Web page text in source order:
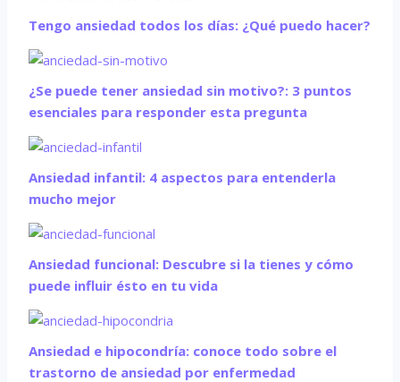
Tengo ansiedad todos los días: ¿Qué puedo hacer?
¿Se puede tener ansiedad sin motivo?: 3 puntos
esenciales para responder esta pregunta
Ansiedad infantil: 4 aspectos para entenderla
mucho mejor
Ansiedad funcional: Descubre si la tienes y cómo
puede influir ésto en tu vida
Ansiedad e hipocondría: conoce todo sobre el
trastorno de ansiedad por enfermedad